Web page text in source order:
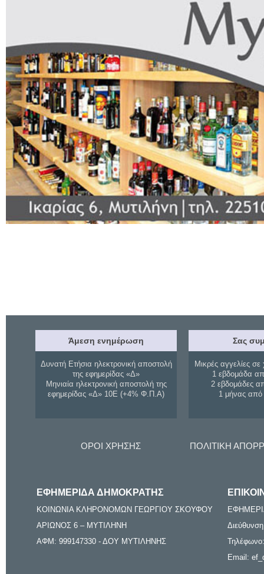
Άμεση ενημέρωση
Δυνατή Ετήσια ηλεκτρονική αποστολή
της εφημερίδας «Δ»
Μηνιαία ηλεκτρονική αποστολή της
εφημερίδας «Δ» 10Ε (+4% Φ.Π.Α)
Σας
Μικρές αγγελίες σε
1 εβδομάδα
2 εβδομάδες
1 μήνας
ΟΡΟΙ ΧΡΗΣΗΣ ΠΟΛΙΤΙΚΗ
ΕΦΗΜΕΡΙΔΑ ΔΗΜΟΚΡΑΤΗΣ
ΚΟΙΝΩΝΙΑ ΚΛΗΡΟΝΟΜΩΝ ΓΕΩΡΓΙΟΥ ΣΚΟΥΦΟΥ
ΑΡΙΩΝΟΣ 6 – ΜΥΤΙΛΗΝΗ
ΑΦΜ: 999147330 - ΔΟΥ ΜΥΤΙΛΗΝΗΣ
Email: